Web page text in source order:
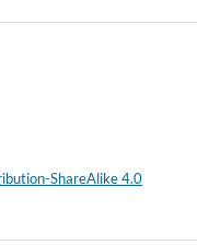
ShareAlike 4.0